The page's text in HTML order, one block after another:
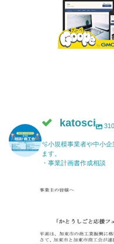
katosci 310
🫧小規模事業者や中小
ます。
・事業計画書作成相談